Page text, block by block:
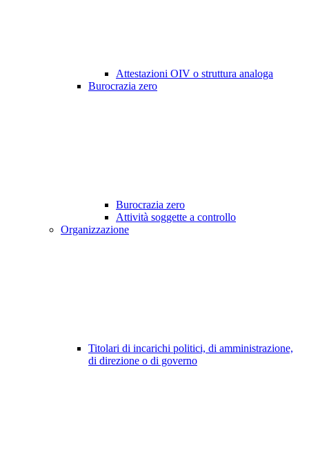
Attestazioni OIV o struttura analoga
Burocrazia zero
Burocrazia zero
Attività soggette a controllo
Organizzazione
Titolari di incarichi politici, di amministrazione,
di direzione o di governo